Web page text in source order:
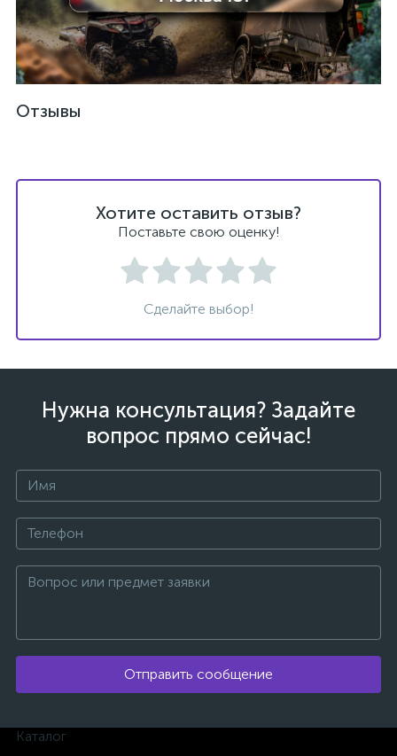
Отзывы
Хотите оставить отзыв?
Поставьте свою оценку!
Сделайте выбор!
Нужна консультация? Задайте
вопрос прямо сейчас!
Отправить сообщение
Каталог